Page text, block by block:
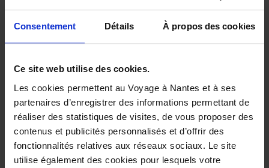
Consentement Détails À propos des cookies
Ce site web utilise des cookies.
Les cookies permettent au Voyage à Nantes et à ses
partenaires d’enregistrer des informations permettant de
réaliser des statistiques de visites, de vous proposer des
contenus et publicités personnalisés et d’offrir des
fonctionnalités relatives aux réseaux sociaux. Le site
utilise également des cookies pour lesquels votre
Restaurantes para
llevar en Nantes